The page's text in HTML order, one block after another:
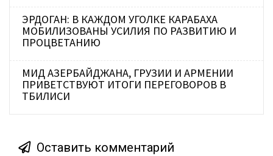
ЭРДОГАН: В КАЖДОМ УГОЛКЕ КАРАБАХА
МОБИЛИЗОВАНЫ УСИЛИЯ ПО РАЗВИТИЮ И
ПРОЦВЕТАНИЮ
МИД АЗЕРБАЙДЖАНА, ГРУЗИИ И АРМЕНИИ
ПРИВЕТСТВУЮТ ИТОГИ ПЕРЕГОВОРОВ В
ТБИЛИСИ
Оставить комментарий